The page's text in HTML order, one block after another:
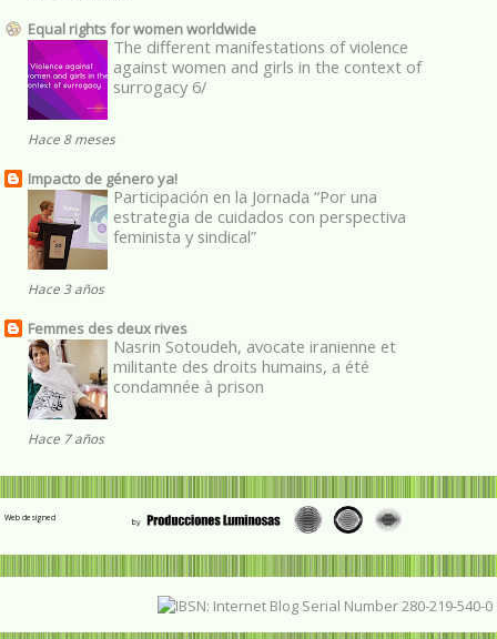
Equal rights for women worldwide
The different manifestations of violence
against women and girls in the context of
surrogacy 6/
Hace 8 meses
Impacto de género ya!
Participación en la Jornada “Por una
estrategia de cuidados con perspectiva
feminista y sindical”
Hace 3 años
Femmes des deux rives
Nasrin Sotoudeh, avocate iranienne et
militante des droits humains, a été
condamnée à prison
Hace 7 años
Web designed